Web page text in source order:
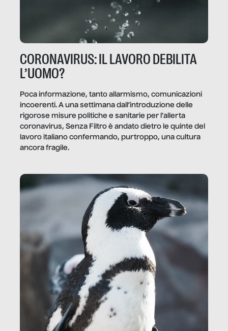
CORONAVIRUS: IL LAVORO DEBILITA
L’UOMO?
Poca informazione, tanto allarmismo, comunicazioni
incoerenti. A una settimana dall’introduzione delle
rigorose misure politiche e sanitarie per l’allerta
coronavirus, Senza Filtro è andato dietro le quinte del
lavoro italiano confermando, purtroppo, una cultura
ancora fragile.